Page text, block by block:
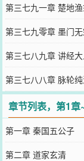
第三七九一章 楚地渔
第三七九零章 墨门无
第三七八九章 讲经大
第三七八八章 脉轮纯
章节列表，第1
第一章 秦国五公子
第二章 道家玄清